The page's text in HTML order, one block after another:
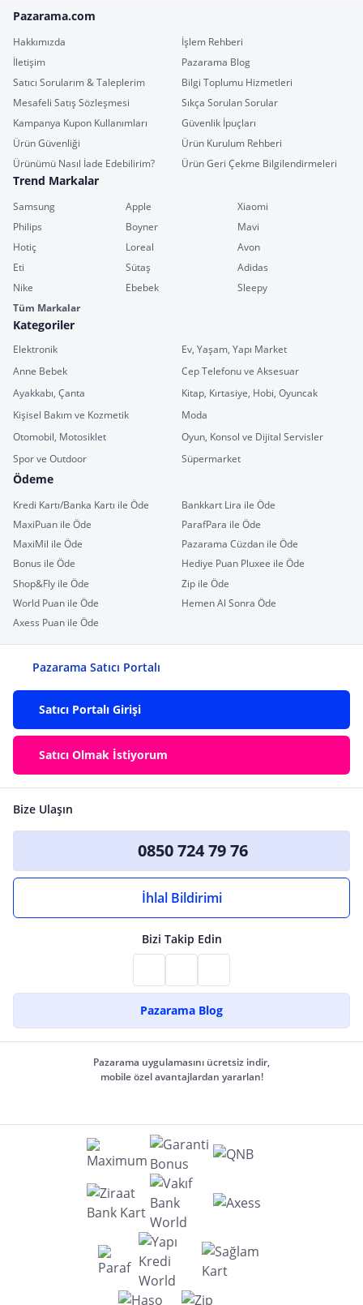
Pazarama.com
Hakkımızda
İşlem Rehberi
İletişim
Pazarama Blog
Satıcı Sorularım & Taleplerim
Bilgi Toplumu Hizmetleri
Mesafeli Satış Sözleşmesi
Sıkça Sorulan Sorular
Kampanya Kupon Kullanımları
Güvenlik İpuçları
Ürün Güvenliği
Ürün Kurulum Rehberi
Ürünümü Nasıl İade Edebilirim?
Ürün Geri Çekme Bilgilendirmeleri
Trend Markalar
Samsung Apple
Xiaomi
Philips
Boyner
Mavi
Hotiç
Loreal
Avon
Eti
Sütaş
Adidas
Nike
Ebebek
Sleepy
Tüm Markalar
Kategoriler
Elektronik
Ev, Yaşam, Yapı Market
Anne Bebek
Cep Telefonu ve Aksesuar
Ayakkabı, Çanta
Kitap, Kırtasiye, Hobi, Oyuncak
Kişisel Bakım ve Kozmetik
Moda
Otomobil, Motosiklet
Oyun, Konsol ve Dijital Servisler
Spor ve Outdoor
Süpermarket
Ödeme
Kredi Kartı/Banka Kartı ile Öde
Bankkart Lira ile Öde
MaxiPuan ile Öde
ParafPara ile Öde
MaxiMil ile Öde
Pazarama Cüzdan ile Öde
Bonus ile Öde
Hediye Puan Pluxee ile Öde
Shop&Fly ile Öde
Zip ile Öde
World Puan ile Öde
Hemen Al Sonra Öde
Axess Puan ile Öde
Pazarama Satıcı Portalı
Satıcı Portalı Girişi
Satıcı Olmak İstiyorum
Bize Ulaşın
0850 724 79 76
İhlal Bildirimi
Bizi Takip Edin
Pazarama Blog
Pazarama uygulamasını ücretsiz indir,
mobile özel avantajlardan yararlan!